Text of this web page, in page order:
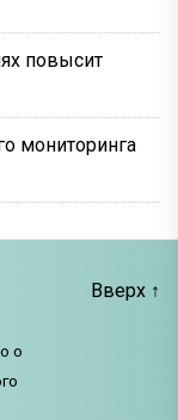
повысит
мониторинга
о
Вверх ↑